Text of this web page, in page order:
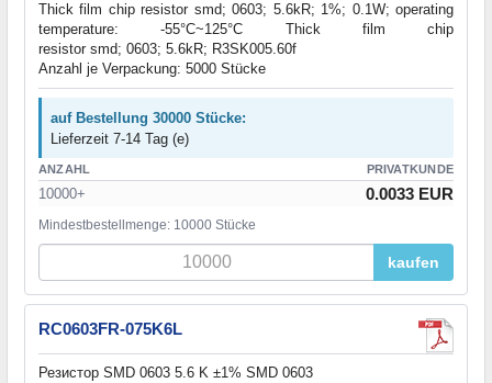
Thick film chip resistor smd; 0603; 5.6kR; 1%; 0.1W; operating
temperature: -55°C~125°C Thick film chip
resistor smd; 0603; 5.6kR; R3SK005.60f
Anzahl je Verpackung: 5000 Stücke
auf Bestellung 30000 Stücke:
Lieferzeit 7-14 Tag (e)
ANZAHL PRIVATKUNDE
10000+ 0.0033 EUR
Mindestbestellmenge: 10000 Stücke
kaufen
RC0603FR-075K6L
Резистор SMD 0603 5.6 K ±1% SMD 0603